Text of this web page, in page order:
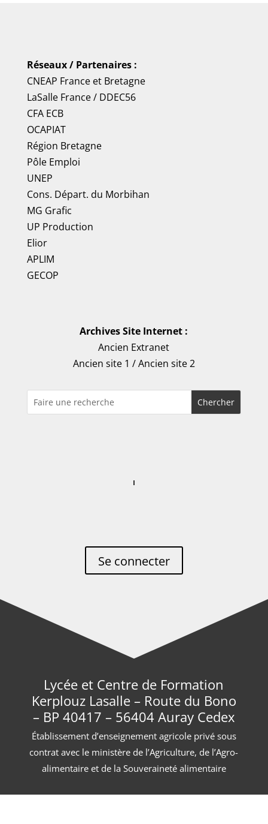
Réseaux / Partenaires :
CNEAP Franceet Bretagne
LaSalle France/ DDEC56
CFA ECB
OCAPIAT
Région Bretagne
Pôle Emploi
UNEP
Cons. Départ. du Morbihan
MG Grafic
UP Production
Elior
APLIM
GECOP
Archives Site Internet :
Ancien Extranet
Ancien site 1 /Ancien site 2
Se connecter
Lycée et Centre de Formation
Kerplouz Lasalle – Route du Bono
– BP 40417 – 56404 Auray Cedex
Établissement d’enseignement agricole privé sous
contrat avec le ministère de l’Agriculture, de l’Agro-
alimentaire et de la Souveraineté alimentaire